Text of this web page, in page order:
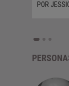
POR